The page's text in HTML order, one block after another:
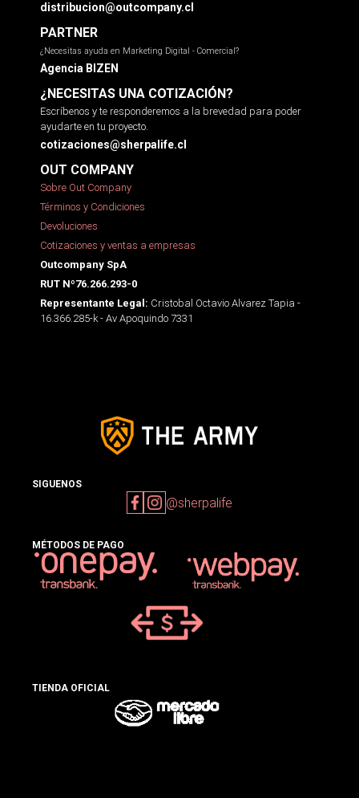
distribucion@outcompany.cl
PARTNER
¿Necesitas ayuda en Marketing Digital - Comercial?
Agencia BIZEN
¿NECESITAS UNA COTIZACIÓN?
Escríbenos y te responderemos a la brevedad para poder
ayudarte en tu proyecto.
cotizaciones@sherpalife.cl
OUT COMPANY
Sobre Out Company
Términos y Condiciones
Devoluciones
Cotizaciones y ventas a empresas
Outcompany SpA
RUT Nº76.266.293-0
Representante Legal: Cristobal Octavio Alvarez Tapia -
16.366.285-k - Av Apoquindo 7331
SIGUENOS
@sherpalife
MÉTODOS DE PAGO
TIENDA OFICIAL